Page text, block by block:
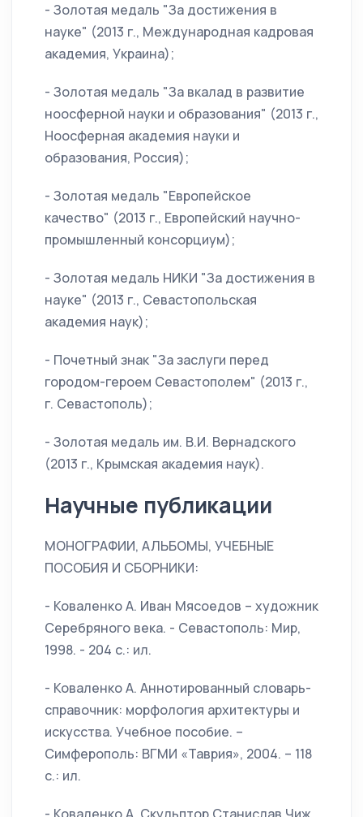
- Золотая медаль "За достижения в
науке" (2013 г., Международная кадровая
академия, Украина);
- Золотая медаль "За вкалад в развитие
ноосферной науки и образования" (2013 г.,
Ноосферная академия науки и
образования, Россия);
- Золотая медаль "Европейское
качество" (2013 г., Европейский научно-
промышленный консорциум);
- Золотая медаль НИКИ "За достижения в
науке" (2013 г., Севастопольская
академия наук);
- Почетный знак "За заслуги перед
городом-героем Севастополем" (2013 г.,
г. Севастополь);
- Золотая медаль им. В.И. Вернадского
(2013 г., Крымская академия наук).
Научные публикации
МОНОГРАФИИ, АЛЬБОМЫ, УЧЕБНЫЕ
ПОСОБИЯ И СБОРНИКИ:
- Коваленко А. Иван Мясоедов – художник
Серебряного века. - Севастополь: Мир,
1998. - 204 с.: ил.
- Коваленко А. Аннотированный словарь-
справочник: морфология архитектуры и
искусства. Учебное пособие. –
Симферополь: ВГМИ «Таврия», 2004. – 118
с.: ил.